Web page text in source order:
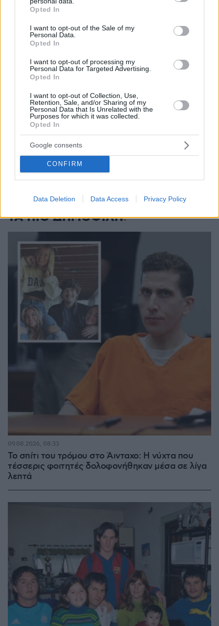
grant or deny consent to Google and its third-party tags to
use your data for below specified purposes in below Google
consent section.
Opted In
I want to opt-out of the Sale of my
Personal Data.
Opted In
I want to opt-out of processing my
Personal Data for Targeted Advertising.
Opted In
I want to opt-out of Collection, Use,
Retention, Sale, and/or Sharing of my
Personal Data that Is Unrelated with the
Purposes for which it was collected.
Opted In
Google consents
CONFIRM
Data Deletion Data Access Privacy Policy
άλογα - Πόσο κοστίζει στην Ελλάδα;
Κ. Καρτάλης: Η Ευρώπη θερμαίνεται ταχύτερα από
άλλες ηπείρους
Αρης: Τι μάθαμε από το φιλικό με τον Πανσερραϊκό
πριν 25 λεπτά
Σκληρό παζάρι του Ιράν για το Ορμούζ: Οι όροι που
θέτει στις ΗΠΑ για να «ξεκλειδώσει» τα Στενά
Η Βαλέρια Χοψονίδου βάφτισε τον γιο της στη
Βουλιαγμένη, δείτε φωτογραφίες
πριν 29 λεπτά
ΔΕΙΤΕ ΟΛΕΣ ΤΙΣ ΕΙΔΗΣΕΙΣ
ΤΑ ΠΙΟ ΔΗΜΟΦΙΛΗ
Το σπίτι του τρόμου στο Άινταχο: Η νύχτα που
τέσσερις φοιτητές δολοφονήθηκαν μέσα σε λίγα
λεπτά
09.08.2026, 08:33